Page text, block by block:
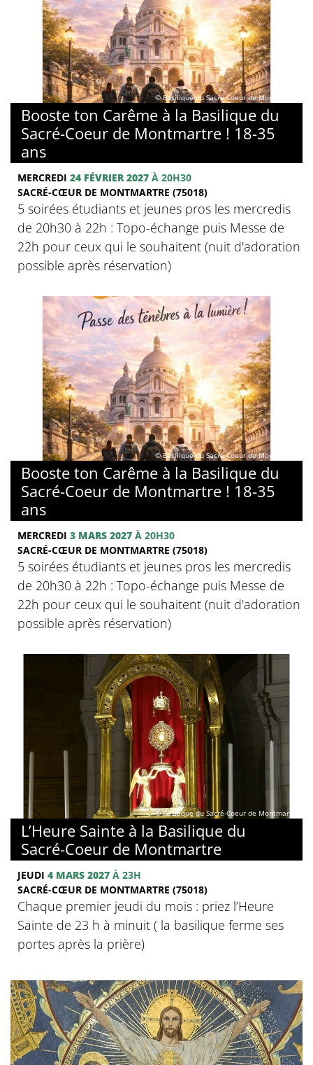
© Basilique du Sacré-Coeur de Montmartre
Booste ton Carême à la Basilique du
Sacré-Coeur de Montmartre ! 18-35
ans
MERCREDI 24 FÉVRIER 2027 À 20H30
SACRÉ-CŒUR DE MONTMARTRE (75018)
5 soirées étudiants et jeunes pros les mercredis
de 20h30 à 22h : Topo-échange puis Messe de
22h pour ceux qui le souhaitent (nuit d'adoration
possible après réservation)
© Basilique du Sacré-Coeur de Montmartre
Booste ton Carême à la Basilique du
Sacré-Coeur de Montmartre ! 18-35
ans
MERCREDI 3 MARS 2027 À 20H30
SACRÉ-CŒUR DE MONTMARTRE (75018)
5 soirées étudiants et jeunes pros les mercredis
de 20h30 à 22h : Topo-échange puis Messe de
22h pour ceux qui le souhaitent (nuit d'adoration
possible après réservation)
© Basilique du Sacré-Coeur de Montmartre
L’Heure Sainte à la Basilique du
Sacré-Coeur de Montmartre
JEUDI 4 MARS 2027 À 23H
SACRÉ-CŒUR DE MONTMARTRE (75018)
Chaque premier jeudi du mois : priez l’Heure
Sainte de 23 h à minuit ( la basilique ferme ses
portes après la prière)